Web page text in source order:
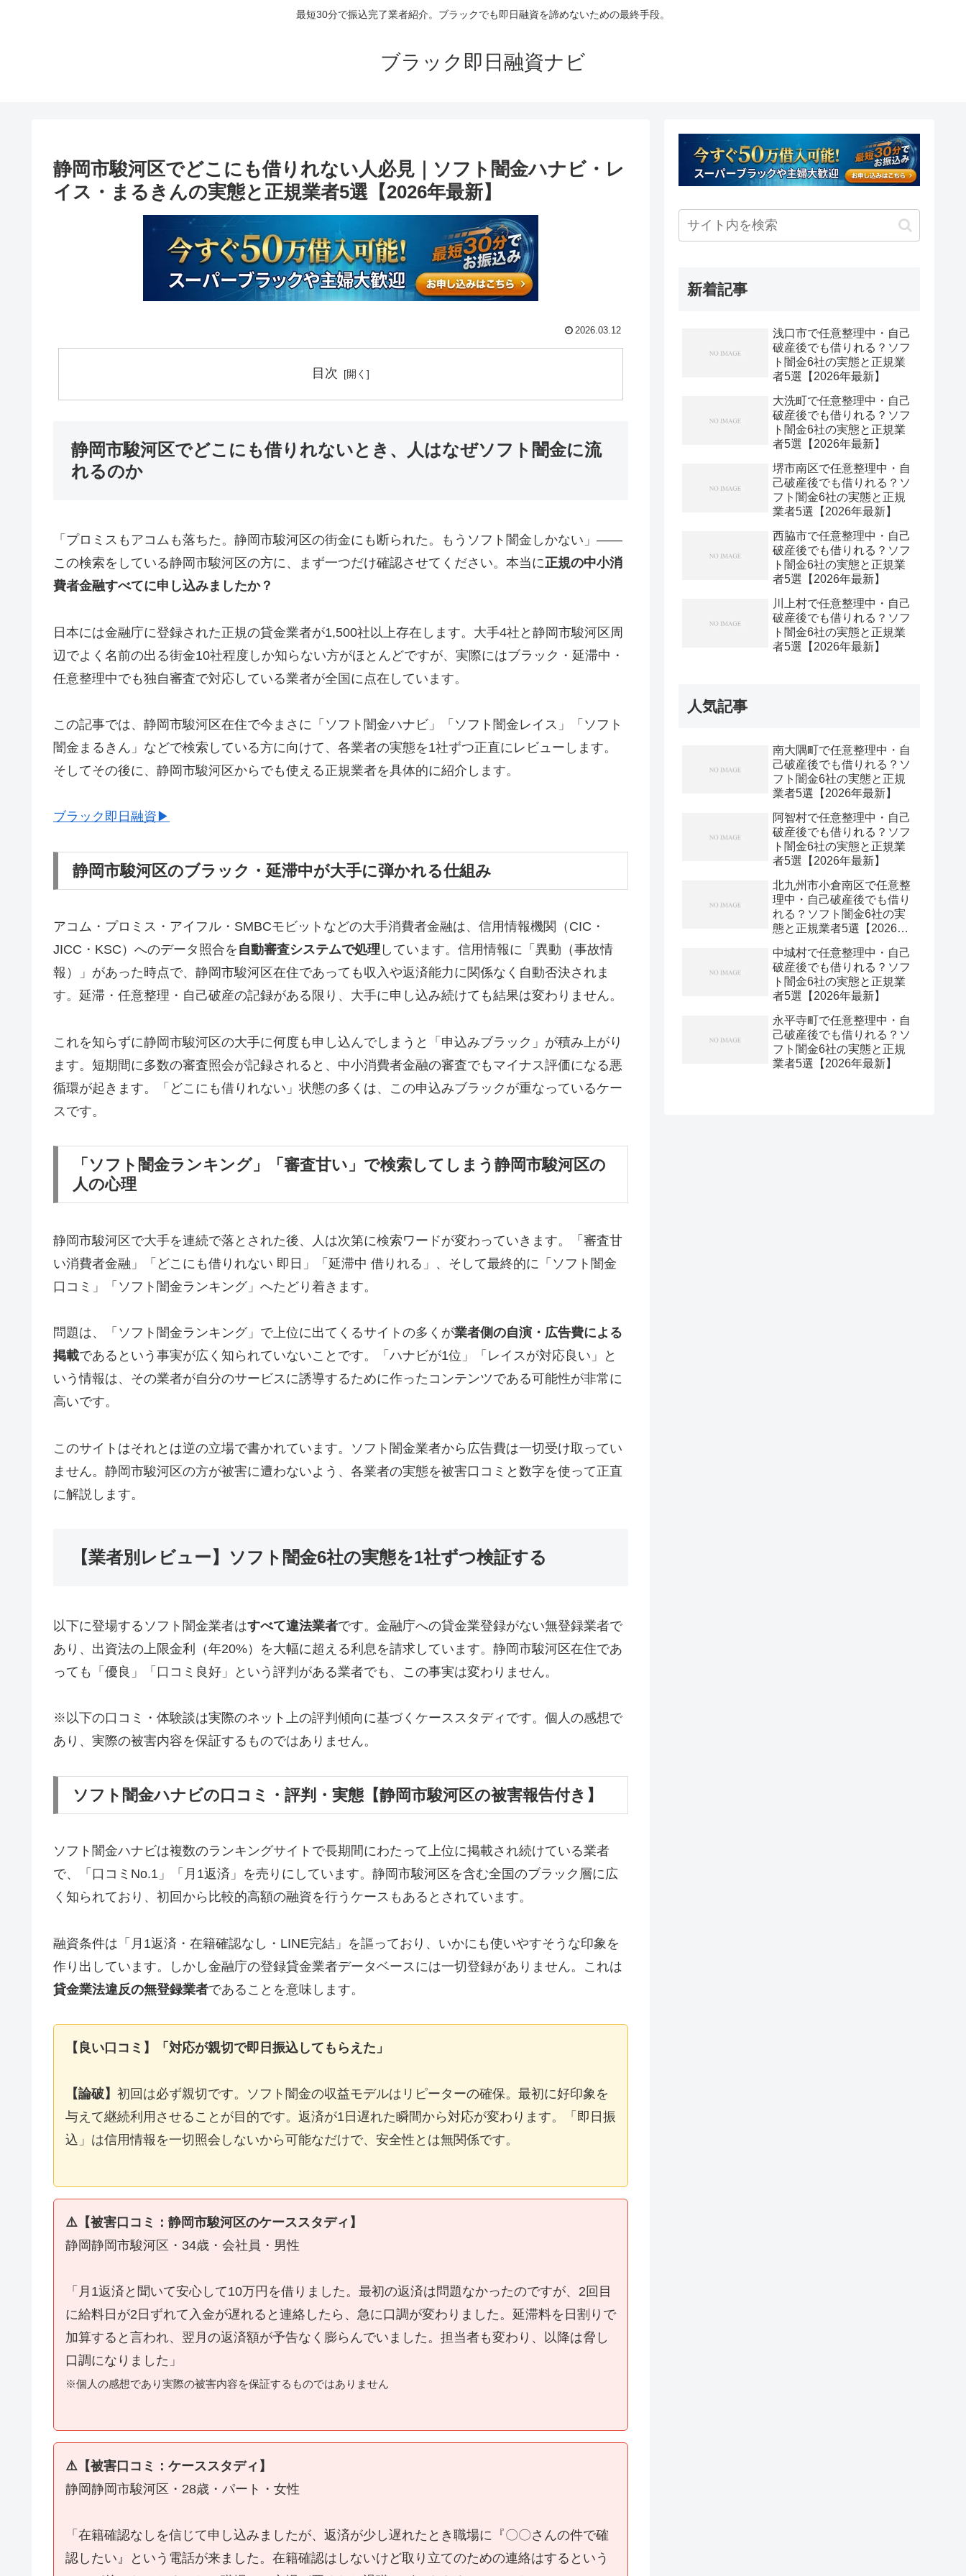
最短30分で振込完了業者紹介。ブラックでも即日融資を諦めないための最終手段。
ブラック即日融資ナビ
静岡市駿河区でどこにも借りれない人必見｜ソフト闇金ハナビ・レ
イス・まるきんの実態と正規業者5選【2026年最新】
2026.03.12
目次
静岡市駿河区でどこにも借りれないとき、人はなぜソフト闇金に流
れるのか
「プロミスもアコムも落ちた。静岡市駿河区の街金にも断られた。もうソフト闇金しかない」——
この検索をしている静岡市駿河区の方に、まず一つだけ確認させてください。本当に正規の中小消
費者金融すべてに申し込みましたか？
日本には金融庁に登録された正規の貸金業者が1,500社以上存在します。大手4社と静岡市駿河区周
辺でよく名前の出る街金10社程度しか知らない方がほとんどですが、実際にはブラック・延滞中・
任意整理中でも独自審査で対応している業者が全国に点在しています。
この記事では、静岡市駿河区在住で今まさに「ソフト闇金ハナビ」「ソフト闇金レイス」「ソフト
闇金まるきん」などで検索している方に向けて、各業者の実態を1社ずつ正直にレビューします。
そしてその後に、静岡市駿河区からでも使える正規業者を具体的に紹介します。
ブラック即日融資▶
静岡市駿河区のブラック・延滞中が大手に弾かれる仕組み
アコム・プロミス・アイフル・SMBCモビットなどの大手消費者金融は、信用情報機関（CIC・
JICC・KSC）へのデータ照合を 自動審査システムで処理 しています。信用情報に「異動（事故情
報）」があった時点で、静岡市駿河区在住であっても収入や返済能力に関係なく自動否決されま
す。延滞・任意整理・自己破産の記録がある限り、大手に申し込み続けても結果は変わりません。
これを知らずに静岡市駿河区の大手に何度も申し込んでしまうと「申込みブラック」が積み上がり
ます。短期間に多数の審査照会が記録されると、中小消費者金融の審査でもマイナス評価になる悪
循環が起きます。「どこにも借りれない」状態の多くは、この申込みブラックが重なっているケー
スです。
「ソフト闇金ランキング」「審査甘い」で検索してしまう静岡市駿河区の
人の心理
静岡市駿河区で大手を連続で落とされた後、人は次第に検索ワードが変わっていきます。「審査甘
い消費者金融」「どこにも借りれない 即日」「延滞中 借りれる」、そして最終的に「ソフト闇金
口コミ」「ソフト闇金ランキング」へたどり着きます。
問題は、「ソフト闇金ランキング」で上位に出てくるサイトの多くが業者側の自演・広告費による
掲載であるという事実が広く知られていないことです。「ハナビが1位」「レイスが対応良い」と
いう情報は、その業者が自分のサービスに誘導するために作ったコンテンツである可能性が非常に
高いです。
このサイトはそれとは逆の立場で書かれています。ソフト闇金業者から広告費は一切受け取ってい
ません。静岡市駿河区の方が被害に遭わないよう、各業者の実態を被害口コミと数字を使って正直
に解説します。
【業者別レビュー】ソフト闇金6社の実態を1社ずつ検証する
以下に登場するソフト闇金業者はすべて違法業者です。金融庁への貸金業登録がない無登録業者で
あり、出資法の上限金利（年20%）を大幅に超える利息を請求しています。静岡市駿河区在住であ
っても「優良」「口コミ良好」という評判がある業者でも、この事実は変わりません。
※以下の口コミ・体験談は実際のネット上の評判傾向に基づくケーススタディです。個人の感想で
あり、実際の被害内容を保証するものではありません。
ソフト闇金ハナビの口コミ・評判・実態【静岡市駿河区の被害報告付き】
ソフト闇金ハナビは複数のランキングサイトで長期間にわたって上位に掲載され続けている業者
で、「口コミNo.1」「月1返済」を売りにしています。静岡市駿河区を含む全国のブラック層に広
く知られており、初回から比較的高額の融資を行うケースもあるとされています。
融資条件は「月1返済・在籍確認なし・LINE完結」を謳っており、いかにも使いやすそうな印象を
作り出しています。しかし金融庁の登録貸金業者データベースには一切登録がありません。これは
貸金業法違反の無登録業者であることを意味します。
【良い口コミ】「対応が親切で即日振込してもらえた」
【論破】 初回は必ず親切です。ソフト闇金の収益モデルはリピーターの確保。最初に好印象を
与えて継続利用させることが目的です。返済が1日遅れた瞬間から対応が変わります。「即日振
込」は信用情報を一切照会しないから可能なだけで、安全性とは無関係です。
⚠️【被害口コミ：静岡市駿河区のケーススタディ】
静岡静岡市駿河区・34歳・会社員・男性
「月1返済と聞いて安心して10万円を借りました。最初の返済は問題なかったのですが、2回目
に給料日が2日ずれて入金が遅れると連絡したら、急に口調が変わりました。延滞料を日割りで
加算すると言われ、翌月の返済額が予告なく膨らんでいました。担当者も変わり、以降は脅し
口調になりました」
※個人の感想であり実際の被害内容を保証するものではありません
⚠️【被害口コミ：ケーススタディ】
静岡静岡市駿河区・28歳・パート・女性
「在籍確認なしを信じて申し込みましたが、返済が少し遅れたとき職場に『〇〇さんの件で確
認したい』という電話が来ました。在籍確認はしないけど取り立てのための連絡はするという
新着記事
浅口市で任意整理中・自己
破産後でも借りれる？ソフ
ト闇金6社の実態と正規業
者5選【2026年最新】
大洗町で任意整理中・自己
破産後でも借りれる？ソフ
ト闇金6社の実態と正規業
者5選【2026年最新】
堺市南区で任意整理中・自
己破産後でも借りれる？ソ
フト闇金6社の実態と正規
業者5選【2026年最新】
西脇市で任意整理中・自己
破産後でも借りれる？ソフ
ト闇金6社の実態と正規業
者5選【2026年最新】
川上村で任意整理中・自己
破産後でも借りれる？ソフ
ト闇金6社の実態と正規業
者5選【2026年最新】
人気記事
南大隅町で任意整理中・自
己破産後でも借りれる？ソ
フト闇金6社の実態と正規
業者5選【2026年最新】
阿智村で任意整理中・自己
破産後でも借りれる？ソフ
ト闇金6社の実態と正規業
者5選【2026年最新】
北九州市小倉南区で任意整
理中・自己破産後でも借り
れる？ソフト闇金6社の実
態と正規業者5選【2026年
中城村で任意整理中・自己
破産後でも借りれる？ソフ
ト闇金6社の実態と正規業
者5選【2026年最新】
永平寺町で任意整理中・自
己破産後でも借りれる？ソ
フト闇金6社の実態と正規
業者5選【2026年最新】